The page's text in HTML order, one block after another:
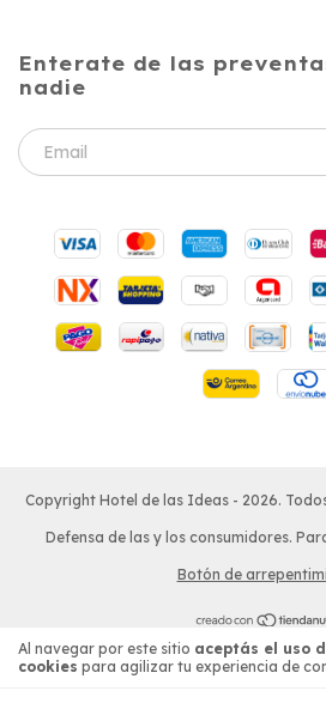
Al navegar por este sitio aceptás el uso
cookies para agilizar tu experiencia de
Enterate de las
nadie
Copyright Hotel de las Ideas - 2026.
Defensa de las y los consumidores.
Botón de